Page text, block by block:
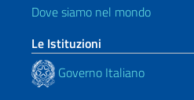
Dove siamo nel mondo
Le Istituzioni
Governo Italiano